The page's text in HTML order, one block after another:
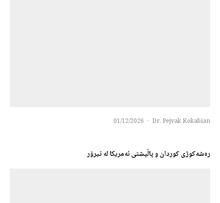
Dr. Pejvak Kokabian
·
01/12/2026
رەشەكوژی كوردان و پاڵپشتی ئەمریكا لە تیرۆر